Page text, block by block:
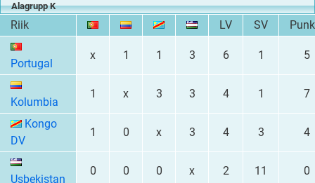
Alagrupp K
Riik LV SV
Portugal
x 1 1 3 6 1 5
Kolumbia
1 x 3 3 4 1 7
Kongo
DV
1 0 x 3 4 3 4
Usbekistan
0 0 0 x 2 11 0